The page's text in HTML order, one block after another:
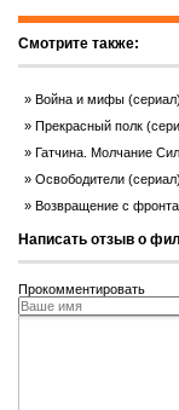
Смотрите также:
Война и мифы (сериал)
Прекрасный полк
Гатчина. Молчание
Освободители (сериал)
Возвращение с
Написать отзыв о
Прокомментировать